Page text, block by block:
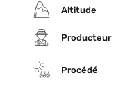
Altitude
Producteur
Procédé